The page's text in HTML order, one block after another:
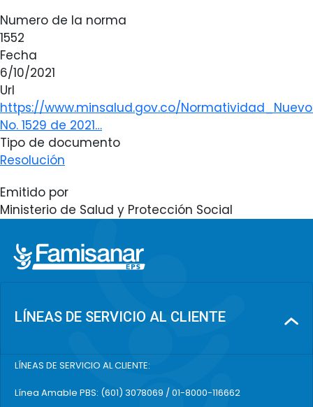
Numero de la norma
1552
Fecha
6/10/2021
Url
https://www.minsalud.gov.co/Normatividad_Nuevo/
No. 1529 de 2021…
Tipo de documento
Resolución
Emitido por
Ministerio de Salud y Protección Social
LÍNEAS DE SERVICIO AL CLIENTE
LÍNEAS DE SERVICIO AL CLIENTE:
Línea Amable PBS: (601) 3078069 / 01-8000-116662